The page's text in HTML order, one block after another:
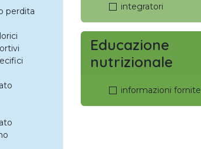
perdita
integratori
Educazione
nutrizionale
informazioni fornite